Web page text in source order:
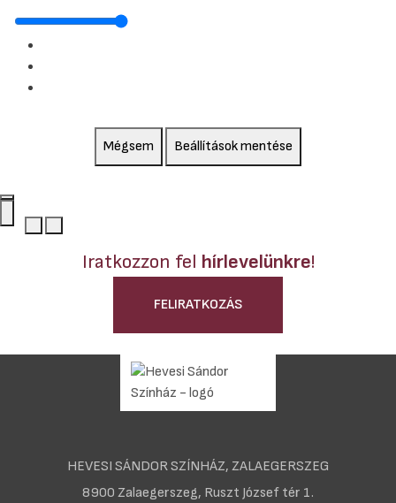
Mégsem Beállítások mentése
Iratkozzon fel hírlevelünkre!
FELIRATKOZÁS
HEVESI SÁNDOR SZÍNHÁZ, ZALAEGERSZEG
8900 Zalaegerszeg, Ruszt József tér 1.